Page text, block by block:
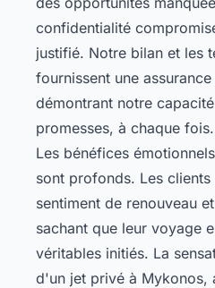
confidentialité
justifié. Notre bilan et les
fournissent une
démontrant notre
promesses, à chaque fois.
Les bénéfices
sont profonds. Les
sentiment de renouveau
sachant que leur voyage
véritables initiés. La
d'un jet privé à Mykonos,